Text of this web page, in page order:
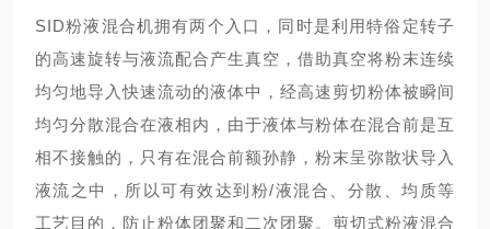
SID粉液混合机拥有两个入口，同时是利用特俗定转子
的高速旋转与液流配合产生真空，借助真空将粉末连续
均匀地导入快速流动的液体中，经高速剪切粉体被瞬间
均匀分散混合在液相内，由于液体与粉体在混合前是互
相不接触的，只有在混合前额孙静，粉末呈弥散状导入
液流之中，所以可有效达到粉/液混合、分散、均质等
工艺目的，防止粉体团聚和二次团聚。剪切式粉液混合